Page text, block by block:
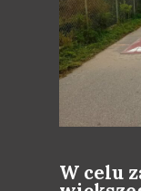
W celu